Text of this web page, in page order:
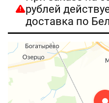
рублей
доставка по